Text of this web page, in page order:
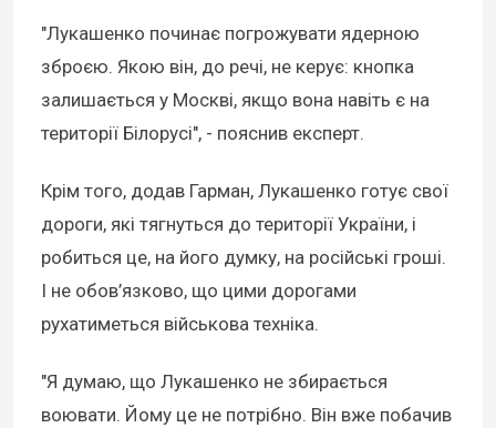
"Лукашенко починає погрожувати ядерною
зброєю. Якою він, до речі, не керує: кнопка
залишається у Москві, якщо вона навіть є на
території Білорусі", - пояснив експерт.
Крім того, додав Гарман, Лукашенко готує свої
дороги, які тягнуться до території України, і
робиться це, на його думку, на російські гроші.
І не обов’язково, що цими дорогами
рухатиметься військова техніка.
"Я думаю, що Лукашенко не збирається
воювати. Йому це не потрібно. Він вже побачив